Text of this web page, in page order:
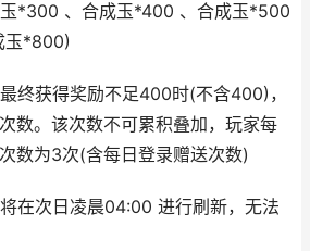
*300 、合成玉*400 、合成玉*500
玉*800)
终获得奖励不足400时(不含400)，
数。该次数不可累积叠加，玩家每
数为3次(含每日登录赠送次数)
在次日凌晨04:00 进行刷新，无法